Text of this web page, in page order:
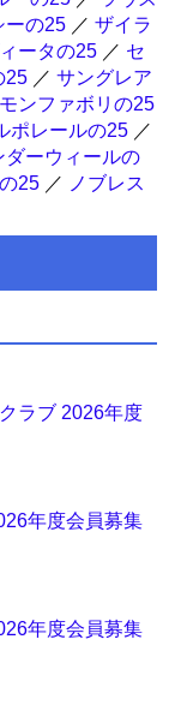
ーの25 ／ ザイラ
ータの25 ／ セ
25 ／ サングレア
モンファボリの25
ポレールの25 ／
ダーウィールの
25 ／ ノブレス
ラブ 2026年度
年度会員募集
年度会員募集